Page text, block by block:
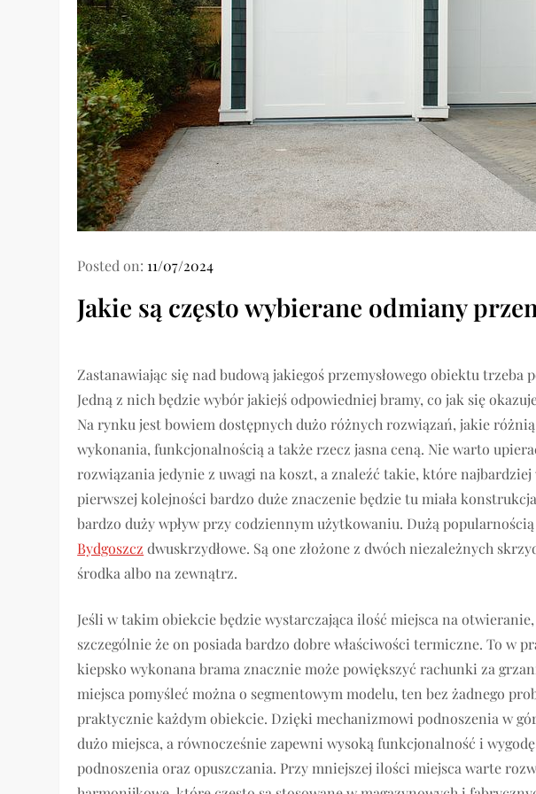
Posted on: 11/07/2024
Jakie są często wybierane odmiany
Zastanawiając się nad budową jakiegoś przemysłowego obiektu trzeba
Jedną z nich będzie wybór jakiejś odpowiedniej bramy, co jak się
Na rynku jest bowiem dostępnych dużo różnych rozwiązań, jakie
wykonania, funkcjonalnością a także rzecz jasna ceną. Nie warto
rozwiązania jedynie z uwagi na koszt, a znaleźć takie, które
pierwszej kolejności bardzo duże znaczenie będzie tu miała
bardzo duży wpływ przy codziennym użytkowaniu. Dużą
Bydgoszcz dwuskrzydłowe. Są one złożone z dwóch niezależnych
środka albo na zewnątrz.
Jeśli w takim obiekcie będzie wystarczająca ilość miejsca na
szczególnie że on posiada bardzo dobre właściwości termiczne. To w
kiepsko wykonana brama znacznie może powiększyć rachunki za
miejsca pomyśleć można o segmentowym modelu, ten bez żadnego
praktycznie każdym obiekcie. Dzięki mechanizmowi podnoszenia w
dużo miejsca, a równocześnie zapewni wysoką funkcjonalność i
podnoszenia oraz opuszczania. Przy mniejszej ilości miejsca warte